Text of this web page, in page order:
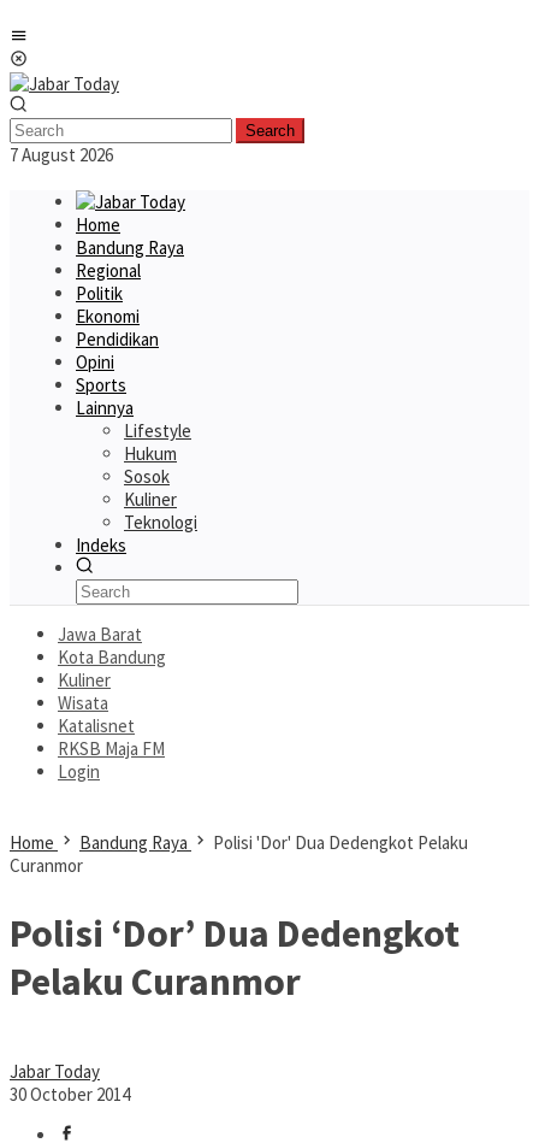
to
content
Search
7 August 2026
Home
Bandung Raya
Regional
Politik
Ekonomi
Pendidikan
Opini
Sports
Lainnya
Lifestyle
Hukum
Sosok
Kuliner
Teknologi
Indeks
Jawa Barat
Kota Bandung
Kuliner
Wisata
Katalisnet
RKSB Maja FM
Login
Home Bandung Raya
Polisi 'Dor' Dua Dedengkot Pelaku
Curanmor
Polisi ‘Dor’ Dua Dedengkot
Pelaku Curanmor
Jabar Today
30 October 2014